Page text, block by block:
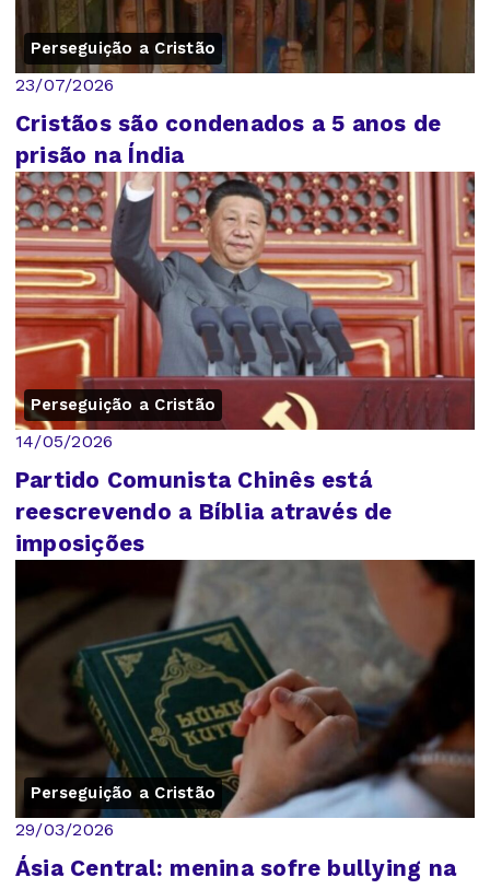
Perseguição a Cristão
23/07/2026
Cristãos são condenados a 5 anos de
prisão na Índia
Perseguição a Cristão
14/05/2026
Partido Comunista Chinês está
reescrevendo a Bíblia através de
imposições
Perseguição a Cristão
29/03/2026
Ásia Central: menina sofre bullying na